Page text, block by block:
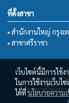
ที่ตั้งสาขา
• สำนักงานใหญ่ กรุงเ
• สาขาศรีราชา
Huachiew
ไม่อนุญาตให้นำภ
เว็บไซต์นี้มีการใช้
ในการใช้งานเว็บ
ได้ที่นโยบายความ